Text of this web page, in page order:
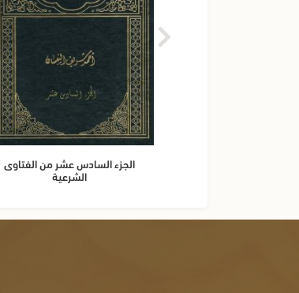
الجزء السادس عشر من الفتاوى
الشرعية